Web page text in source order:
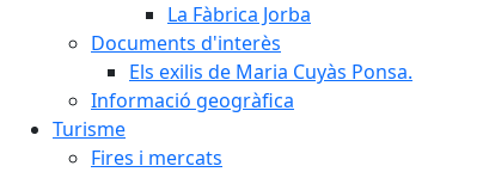
La Fàbrica Jorba
Documents d'interès
Els exilis de Maria Cuyàs Ponsa.
Informació geogràfica
Turisme
Fires i mercats